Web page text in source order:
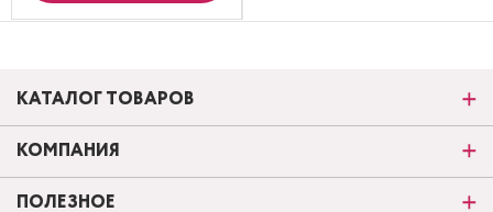
КАТАЛОГ ТОВАРОВ
КОМПАНИЯ
ПОЛЕЗНОЕ